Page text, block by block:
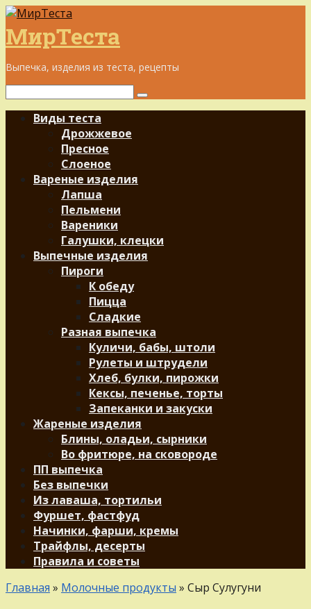
Перейти
к
контенту
МирТеста
Выпечка, изделия из теста, рецепты
Поиск:
Виды теста
Дрожжевое
Пресное
Слоеное
Вареные изделия
Лапша
Пельмени
Вареники
Галушки, клецки
Выпечные изделия
Пироги
К обеду
Пицца
Сладкие
Разная выпечка
Куличи, бабы, штоли
Рулеты и штрудели
Хлеб, булки, пирожки
Кексы, печенье, торты
Запеканки и закуски
Жареные изделия
Блины, оладьи, сырники
Во фритюре, на сковороде
ПП выпечка
Без выпечки
Из лаваша, тортильи
Фуршет, фастфуд
Начинки, фарши, кремы
Трайфлы, десерты
Правила и советы
Главная » Молочные продукты » Сыр Сулугуни